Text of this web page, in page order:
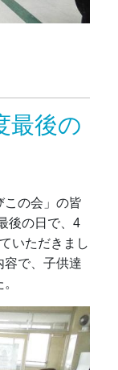
最後の
この会」の皆
後の日で、4
いただきまし
容で、子供達